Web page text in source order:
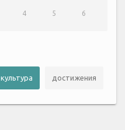
4 5 6
культура достижения